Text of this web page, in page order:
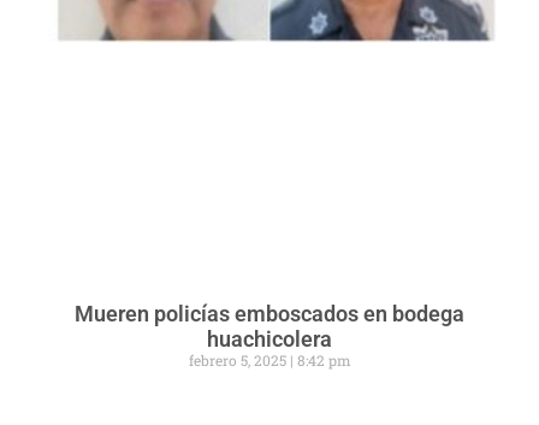
Mueren policías emboscados en bodega
huachicolera
febrero 5, 2025 8:42 pm